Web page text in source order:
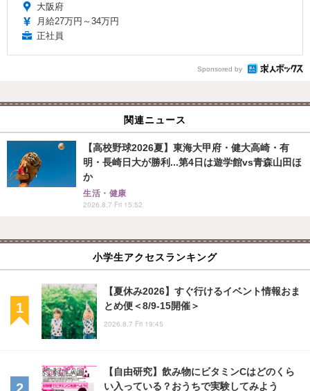
大阪府
月給27万円～34万円
正社員
Sponsored by
関連ニュース
【高校野球2026夏】東海大甲府・健大高崎・有
明・長崎日大が勝利...第4日は遊学館vs青森山田ほ
か
生活・健康
2026.8.7 Fri 15:52
小学生アクセスランキング
【夏休み2026】すぐ行けるイベント情報おま
とめ便＜8/9-15開催＞
2026.8.7 Fri 19:45
【自由研究】飲み物にビタミンCはどのくら
い入っている？おうちで実験してみよう